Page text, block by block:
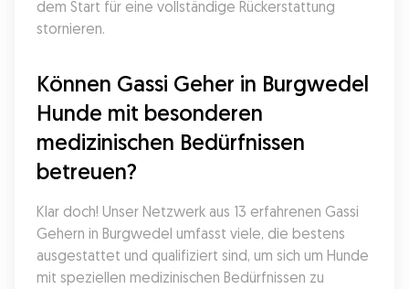
dem Start für eine vollständige Rückerstattung
stornieren.
Können Gassi Geher in Burgwedel
Hunde mit besonderen
medizinischen Bedürfnissen
betreuen?
Klar doch! Unser Netzwerk aus 13 erfahrenen Gassi
Gehern in Burgwedel umfasst viele, die bestens
ausgestattet und qualifiziert sind, um sich um Hunde
mit speziellen medizinischen Bedürfnissen zu